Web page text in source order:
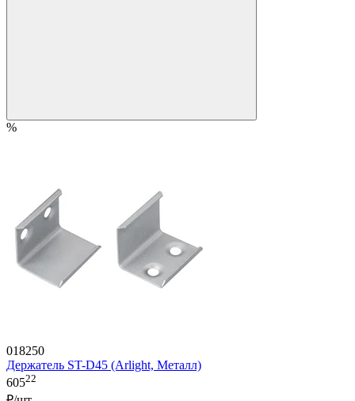
%
018250
Держатель ST-D45 (Arlight, Металл)
60522